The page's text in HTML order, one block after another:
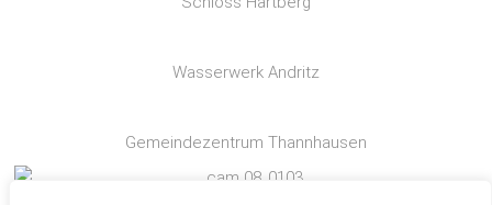
Wasserwerk Andritz
Gemeindezentrum Thannhausen